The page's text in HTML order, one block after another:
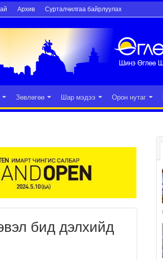
Архив Сурталчилгаа байрлуулах
Зөвлөгөө Шар мэдээ Орон нутаг
бид дэлхийд